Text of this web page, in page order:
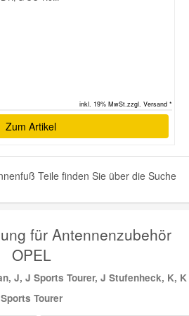
inkl. 19% MwSt.zzgl. Versand *
Zum Artikel
Teile finden Sie über die Suche
für Antennenzubehör
OPEL
J, J Sports Tourer, J Stufenheck, K, K
Sports Tourer